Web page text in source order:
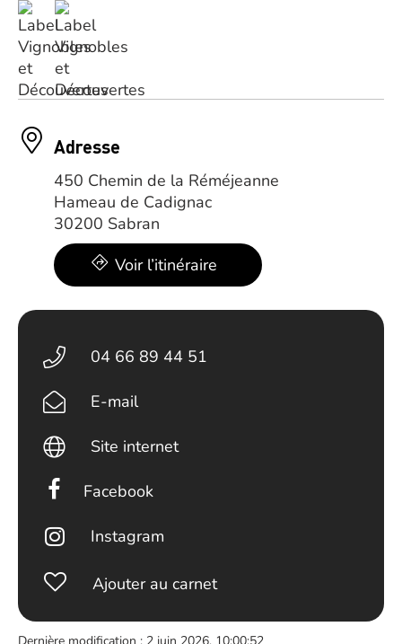
Adresse
450 Chemin de la Réméjeanne
Hameau de Cadignac
30200 Sabran
Voir l’itinéraire
04 66 89 44 51
E-mail
Site internet
Facebook
Instagram
Ajouter au carnet